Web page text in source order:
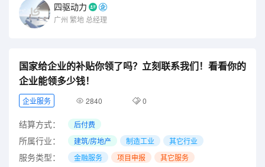
四驱动力
广州 繁地 总经理
国家给企业的补贴你领了吗？立刻联系我们！看看你的
企业能领多少钱！
企业服务 2840 0
结算方式： 后付费
所属行业： 建筑/房地产 制造工业 其它行业
服务类型： 金融服务 项目申报 其它服务